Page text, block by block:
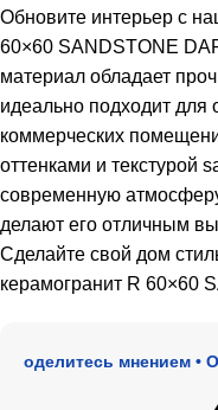
Обновите интерьер с
60×60 SANDSTONE
материал обладает
идеально подходит для
коммерческих
оттенками и текстурой
современную
делают его отличным
Сделайте свой дом
керамогранит R 60×60
мнением •